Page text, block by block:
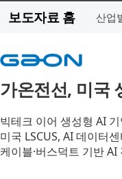
보도자료 홈 산업
가온전선, 미국
빅테크 이어 생성형 AI
미국 LSCUS, AI 데이터
케이블·버스덕트 기반